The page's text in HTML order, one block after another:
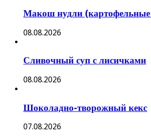
Макош нудли (картофельные
08.08.2026
Сливочный суп с лисичками
08.08.2026
Шоколадно-творожный кекс
07.08.2026